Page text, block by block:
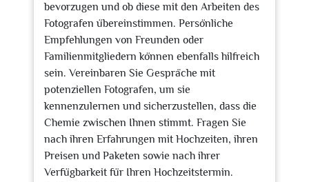
bevorzugen und ob diese mit den Arbeiten des
Fotografen übereinstimmen. Persönliche
Empfehlungen von Freunden oder
Familienmitgliedern können ebenfalls hilfreich
sein. Vereinbaren Sie Gespräche mit
potenziellen Fotografen, um sie
kennenzulernen und sicherzustellen, dass die
Chemie zwischen Ihnen stimmt. Fragen Sie
nach ihren Erfahrungen mit Hochzeiten, ihren
Preisen und Paketen sowie nach ihrer
Verfügbarkeit für Ihren Hochzeitstermin.